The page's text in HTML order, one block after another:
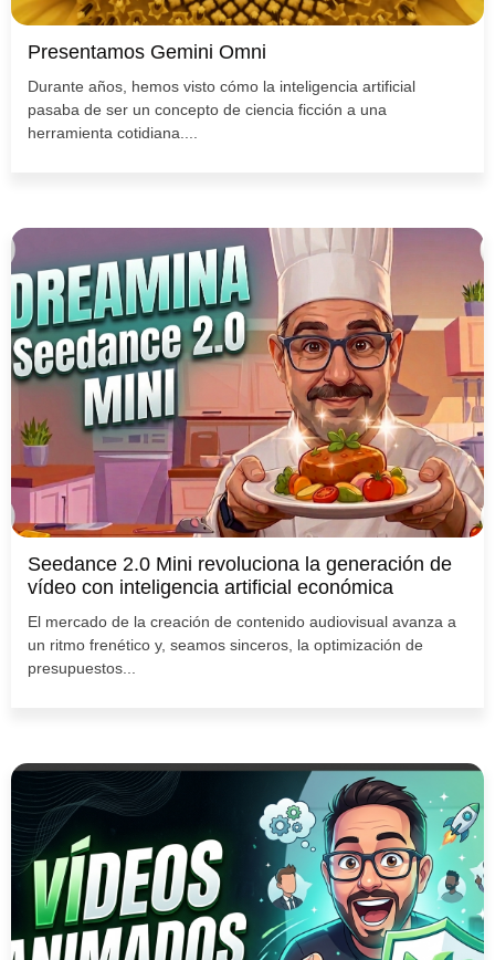
Presentamos Gemini Omni
Durante años, hemos visto cómo la inteligencia artificial
pasaba de ser un concepto de ciencia ficción a una
herramienta cotidiana....
Seedance 2.0 Mini revoluciona la generación de
vídeo con inteligencia artificial económica
El mercado de la creación de contenido audiovisual avanza a
un ritmo frenético y, seamos sinceros, la optimización de
presupuestos...